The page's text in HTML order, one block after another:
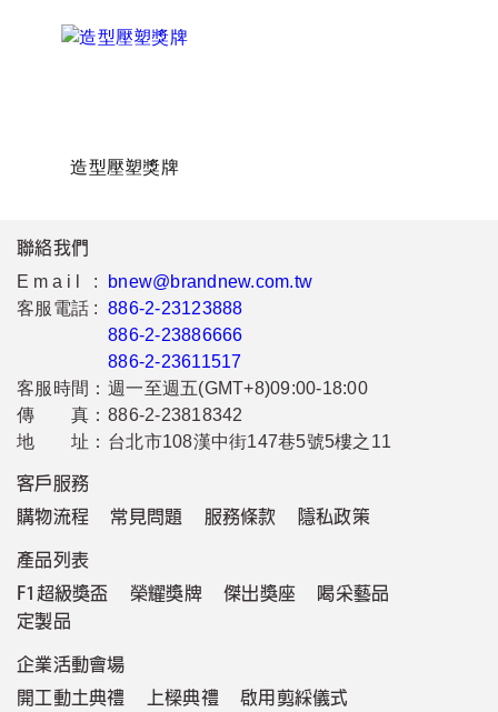
造型壓塑獎牌
聯絡我們
Email :
bnew@brandnew.com.tw
客服電話 : 886-2-23123888
886-2-23886666
886-2-23611517
客服時間： 週一至週五(GMT+8)09:00-18:00
傳 真： 886-2-23818342
地 址： 台北市108漢中街147巷5號5樓之11
客戶服務
購物流程
常見問題 服務條款 隱私政策
產品列表
F1超級獎盃
榮耀獎牌 傑出獎座
喝采藝品
定製品
企業活動會場
開工動土典禮
上樑典禮 啟用剪綵儀式